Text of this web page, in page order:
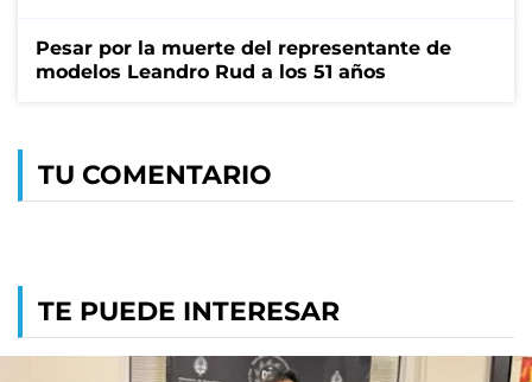
Pesar por la muerte del representante de
modelos Leandro Rud a los 51 años
TU COMENTARIO
TE PUEDE INTERESAR